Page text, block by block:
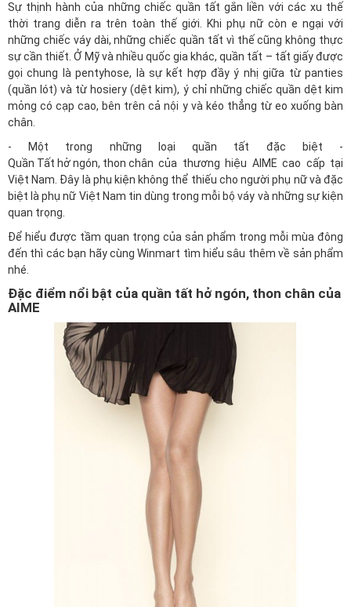
Sự thịnh hành của những chiếc quần tất gắn liền với các xu thế
thời trang diễn ra trên toàn thế giới. Khi phụ nữ còn e ngại với
những chiếc váy dài, những chiếc quần tất vì thế cũng không thực
sự cần thiết. Ở Mỹ và nhiều quốc gia khác, quần tất – tất giấy được
gọi chung là pentyhose, là sự kết hợp đầy ý nhị giữa từ panties
(quần lót) và từ hosiery (dệt kim), ý chỉ những chiếc quần dệt kim
mỏng có cạp cao, bên trên cả nội y và kéo thẳng từ eo xuống bàn
chân.
- Một trong những loại quần tất đặc biệt -
Quần Tất hở ngón, thon chân của thương hiệu AIME cao cấp tại
Việt Nam. Đây là phụ kiện không thể thiếu cho người phụ nữ và đặc
biệt là phụ nữ Việt Nam tin dùng trong mỗi bộ váy và những sự kiện
quan trọng.
Để hiểu được tầm quan trọng của sản phẩm trong mỗi mùa đông
đến thì các bạn hãy cùngWinmart tìm hiểu sâu thêm về sản phẩm
nhé.
Đặc điểm nổi bật của quần tất hở ngón, thon chân của
AIME